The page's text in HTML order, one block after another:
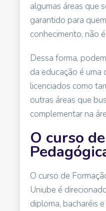
algumas áreas que
garantido para
conhecimento, não
Dessa forma,
da educação é uma
licenciados como
outras áreas que
complementar na
O curso
O curso de
Uniube é
diploma, bacharéis